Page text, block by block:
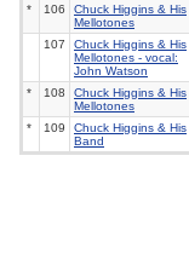
* 106
Chuck Higgins & His
Mellotones
107
Chuck Higgins & His
Mellotones - vocal:
John Watson
* 108
Chuck Higgins & His
Mellotones
* 109
Chuck Higgins & His
Band